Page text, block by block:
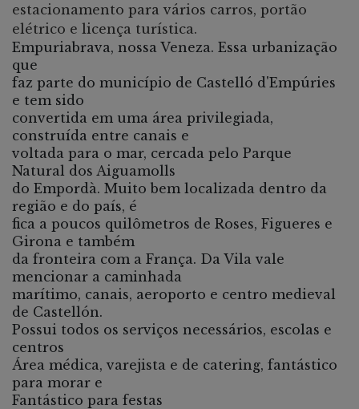
estacionamento para vários carros, portão
elétrico e licença turística.
Empuriabrava, nossa Veneza. Essa urbanização
que
faz parte do município de Castelló d'Empúries
e tem sido
convertida em uma área privilegiada,
construída entre canais e
voltada para o mar, cercada pelo Parque
Natural dos Aiguamolls
do Empordà. Muito bem localizada dentro da
região e do país, é
fica a poucos quilômetros de Roses, Figueres e
Girona e também
da fronteira com a França. Da Vila vale
mencionar a caminhada
marítimo, canais, aeroporto e centro medieval
de Castellón.
Possui todos os serviços necessários, escolas e
centros
Área médica, varejista e de catering, fantástico
para morar e
Fantástico para festas